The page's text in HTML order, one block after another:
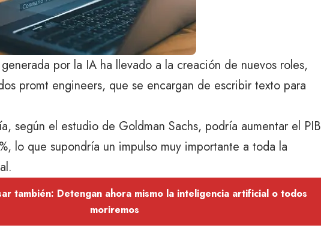
por la IA ha llevado a la creación de nuevos roles,
promt engineers, que se encargan de escribir texto para
según el estudio de Goldman Sachs, podría aumentar el PIB
lo que supondría un impulso muy importante a toda la
también: Detengan ahora mismo la inteligencia artificial o todos
moriremos